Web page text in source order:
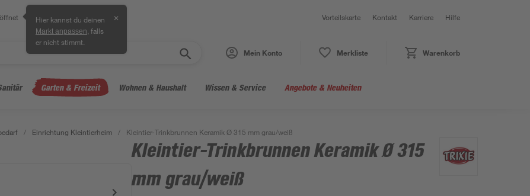
Hier kannst du deinen
Markt anpassen , falls
er nicht stimmt.
✕ Vorteilskarte Kontakt Karriere Hilfe
Mein Konto Merkliste Warenkorb
Garten & Freizeit Wohnen & Haushalt Wissen & Service Angebote & Neuheiten
/ Einrichtung Kleintierheim / Kleintier-Trinkbrunnen Keramik Ø 315 mm grau/weiß
Kleintier-Trinkbrunnen Keramik Ø 315
mm grau/weiß